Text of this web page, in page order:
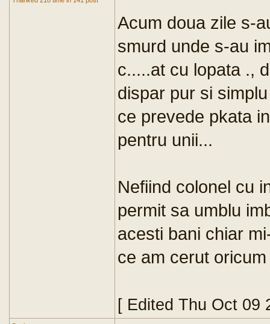
Acum doua zile s-
smurd unde s-au
c.....at cu lopata .,
dispar pur si
ce prevede pkata
pentru unii...
Nefiind colonel cu
permit sa umblu
acesti bani chiar
ce am cerut
[ Edited Thu Oct 09